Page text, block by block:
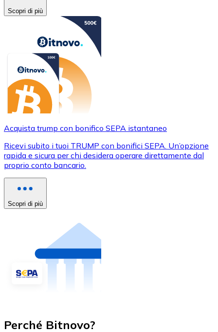
Scopri di più
Acquista trump con bonifico SEPA istantaneo
Ricevi subito i tuoi TRUMP con bonifici SEPA. Un’opzione
rapida e sicura per chi desidera operare direttamente dal
proprio conto bancario.
Scopri di più
Perché Bitnovo?